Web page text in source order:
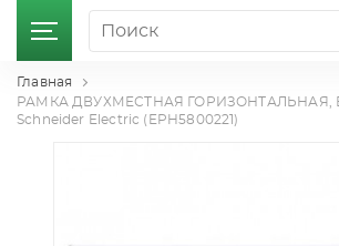
Главная
РАМКА ДВУХМЕСТНАЯ ГОРИЗОНТАЛЬНАЯ,
Schneider Electric (EPH5800221)